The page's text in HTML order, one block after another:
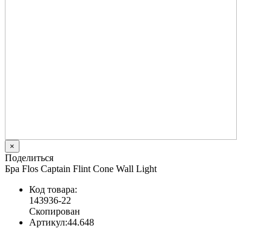
×
Поделиться
Бра Flos Captain Flint Cone Wall Light
Код товара:
143936-22
Скопирован
Артикул:44.648